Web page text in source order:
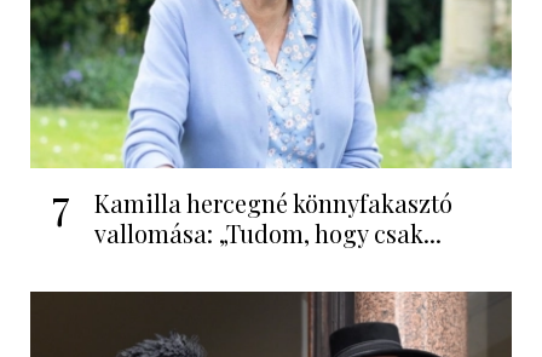
7
Kamilla hercegné könnyfakasztó
vallomása: „Tudom, hogy csak...